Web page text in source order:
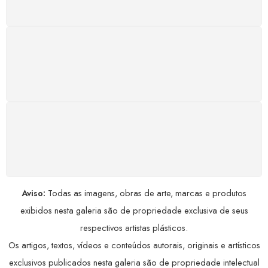
Aviso: Todas as imagens, obras de arte, marcas e produtos
exibidos nesta galeria são de propriedade exclusiva de seus
respectivos artistas plásticos.
Os artigos, textos, vídeos e conteúdos autorais, originais e artísticos
exclusivos publicados nesta galeria são de propriedade intelectual